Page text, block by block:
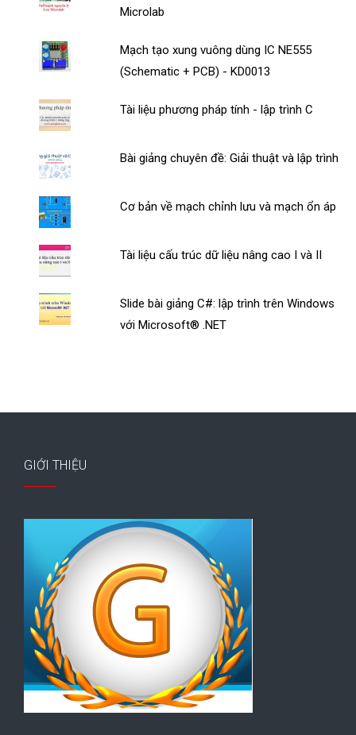
Microlab
Mạch tạo xung vuông dùng IC NE555
(Schematic + PCB) - KD0013
Tài liệu phương pháp tính - lập trình C
Bài giảng chuyên đề: Giải thuật và lập trình
Cơ bản về mạch chỉnh lưu và mạch ổn áp
Tài liệu cấu trúc dữ liệu nâng cao I và II
Slide bài giảng C#: lập trình trên Windows
với Microsoft® .NET
GIỚI THIỆU